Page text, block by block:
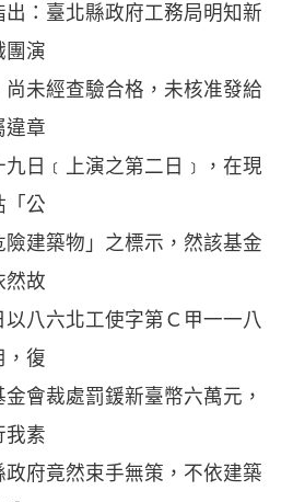
：臺北縣政府工務局明知新
團演
未經查驗合格，未核准發給
違章
日﹝上演之第二日﹞，在現
「公
建築物」之標示，然該基金
然故
八六北工使字第Ｃ甲一一八
，復
會裁處罰鍰新臺幣六萬元，
我素
政府竟然束手無策，不依建築